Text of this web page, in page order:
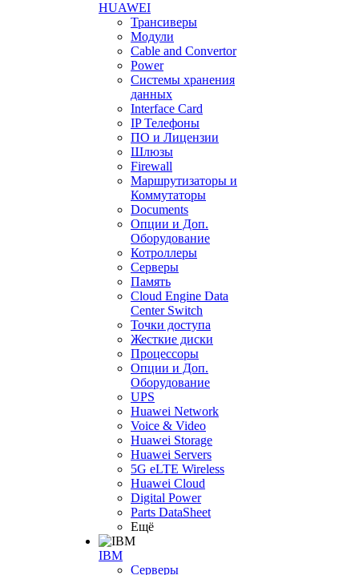
HUAWEI
Трансиверы
Модули
Cable and Convertor
Power
Системы хранения
данных
Interface Card
IP Телефоны
ПО и Лицензии
Шлюзы
Firewall
Маршрутизаторы и
Коммутаторы
Documents
Опции и Доп.
Оборудование
Котроллеры
Серверы
Память
Cloud Engine Data
Center Switch
Точки доступа
Жесткие диски
Процессоры
Опции и Доп.
Оборудование
UPS
Huawei Network
Voice & Video
Huawei Storage
Huawei Servers
5G eLTE Wireless
Huawei Cloud
Digital Power
Parts DataSheet
Ещё
IBM
Серверы